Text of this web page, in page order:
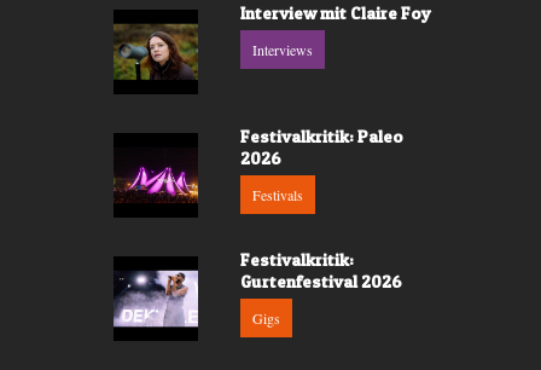
Interview mit Claire Foy
Interviews
Festivalkritik: Paleo
2026
Festivals
Festivalkritik:
Gurtenfestival 2026
Gigs